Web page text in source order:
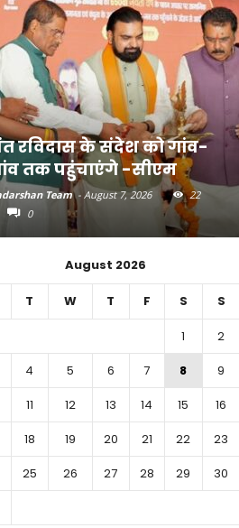
रविदास के संदेश को गांव-
तक पहुंचाएंगे -सीएम
Team - August 7, 2026
22
0
August 2026
T W T F S S
1
2
4 5 6 7 8
9
11 12 13 14 15
16
18 19 20 21 22
23
25 26 27 28 29
30